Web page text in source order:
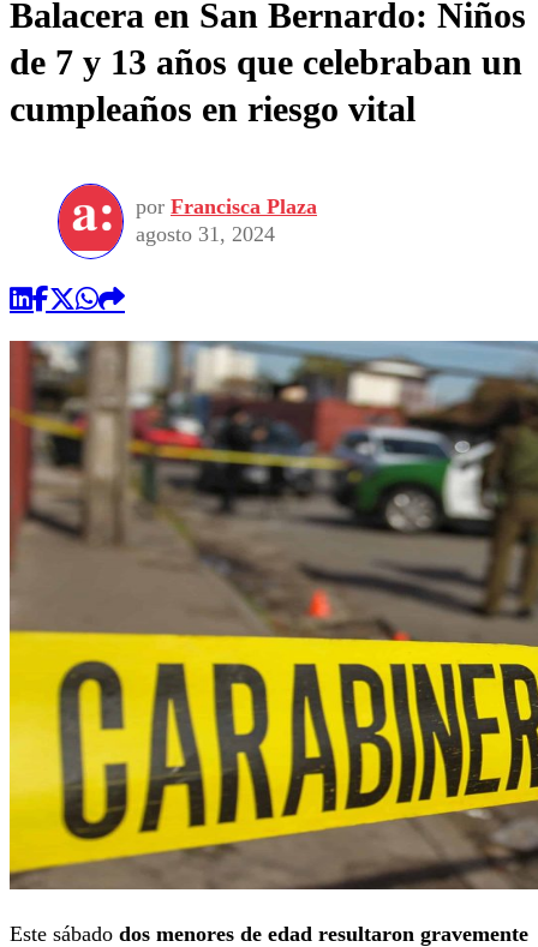
Balacera en San Bernardo: Niños
de 7 y 13 años que celebraban un
cumpleaños en riesgo vital
por Francisca Plaza
agosto 31, 2024
Este sábado dos menores de edad resultaron gravemente